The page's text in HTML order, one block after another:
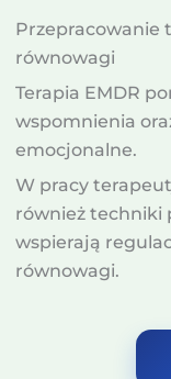
Przepracowanie
równowagi
Terapia EMDR
wspomnienia
emocjonalne.
W pracy
również techniki
wspierają
równowagi.